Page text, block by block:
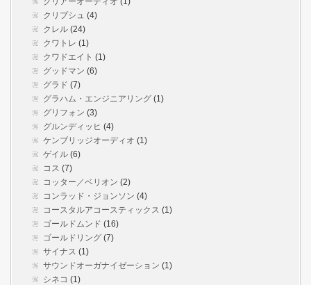
クリプシュ (4)
クレル (24)
クワトレ (1)
クワドエイト (1)
グッドマン (6)
グラド (7)
グラハム・エンジニアリング (1)
グリフォン (3)
グルンディッヒ (4)
ケンブリッジオーディオ (1)
ゲイル (6)
コス (7)
コッター／ベリオン (2)
コンラッド・ジョンソン (4)
コースタルアコースティックス (1)
ゴールドムンド (16)
ゴールドリング (7)
サイナス (1)
サウンドオーガナイゼーション (1)
シネコ (1)